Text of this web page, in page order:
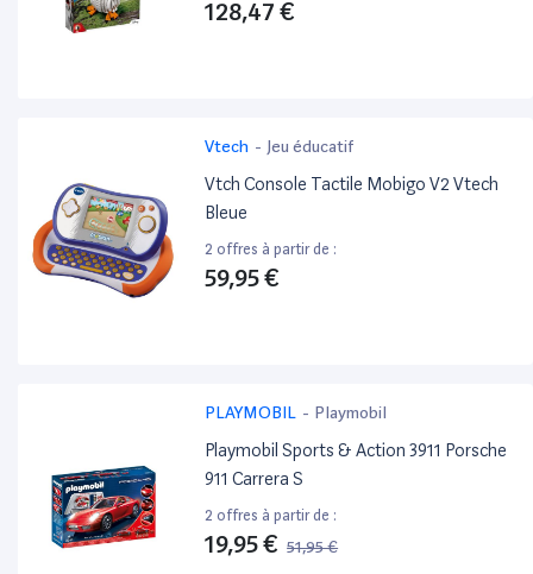
128,47 €
Vtech - Jeu éducatif
Vtch Console Tactile Mobigo V2 Vtech
Bleue
2 offres à partir de :
59,95 €
PLAYMOBIL - Playmobil
Playmobil Sports & Action 3911 Porsche
911 Carrera S
2 offres à partir de :
19,95 € 51,95 €